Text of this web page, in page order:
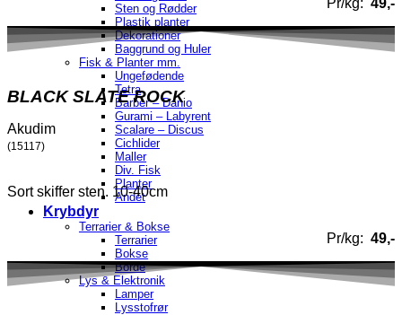
Sten og Rødder
Plastik planter
Dekorationer
Baggrund og Huler
Fisk & Planter mm.
Ungefødende
Tetra
Barber – Danio
Gurami – Labyrent
Scalare – Discus
Cichlider
Maller
Div. Fisk
Planter
Andet
Krybdyr
Terrarier & Bokse
Terrarier
Bokse
Borde
Lys & Elektronik
Lamper
Lysstofrør
BLACK SLATE ROCK
Akudim
(15117)
Sort skiffer sten. 10-40cm
Pr/kg: 49,-